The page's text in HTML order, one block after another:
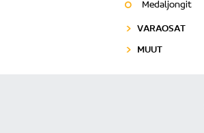
Medaljongit
VARAOSAT
MUUT